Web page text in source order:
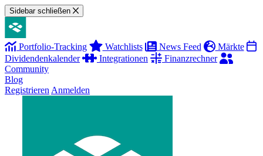
Sidebar schließen
Portfolio-Tracking Watchlists News Feed
Märkte
Dividendenkalender
Integrationen
Finanzrechner
Community
Blog
Registrieren Anmelden